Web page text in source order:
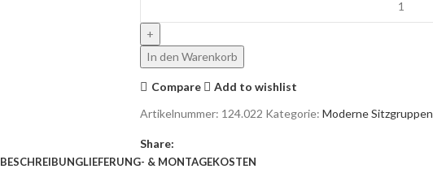
In den Warenkorb
Compare
Add to wishlist
Artikelnummer: 124.022 Kategorie: Moderne Sitzgruppen
Share:
BESCHREIBUNGLIEFERUNG- & MONTAGEKOSTEN